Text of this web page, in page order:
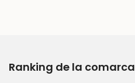
Ranking de la comarca